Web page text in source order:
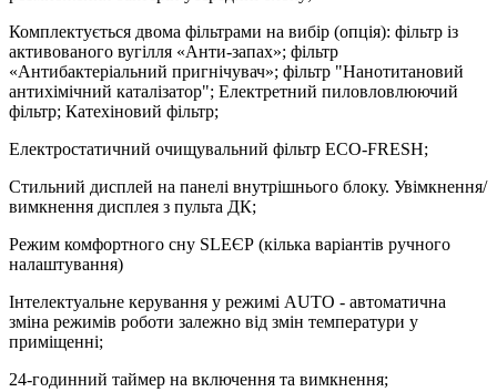
Комплектується двома фільтрами на вибір (опція): фільтр із
активованого вугілля «Анти-запах»; фільтр
«Антибактеріальний пригнічувач»; фільтр "Нанотитановий
антихімічний каталізатор"; Електретний пиловловлюючий
фільтр; Катехіновий фільтр;
Електростатичний очищувальний фільтр ЕСО-FRESH;
Стильний дисплей на панелі внутрішнього блоку. Увімкнення/
вимкнення дисплея з пульта ДК;
Режим комфортного сну SLЕЄР (кілька варіантів ручного
налаштування)
Інтелектуальне керування у режимі AUTO - автоматична
зміна режимів роботи залежно від змін температури у
приміщенні;
24-годинний таймер на включення та вимкнення;